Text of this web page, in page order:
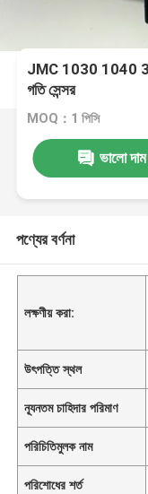
JMC 1030 1040
গতি সেন্সর
MOQ：1 পিসি
ভালো দাম
পণ্যের বর্ণনা
লক্ষণীয় করা:
উৎপত্তি স্থল
ন্যূনতম চাহিদার পরিমাণ
পরিচিতিমুলক নাম
পরিশোধের শর্ত